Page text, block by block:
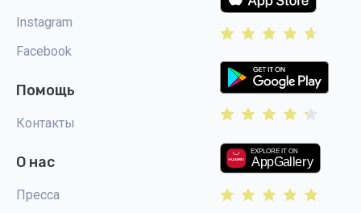
Instagram
Facebook
Помощь
Контакты
О нас
Пресса